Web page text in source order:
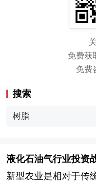
免费获
免费
搜索
树脂
液化石油气行业投资
新型农业是相对于传